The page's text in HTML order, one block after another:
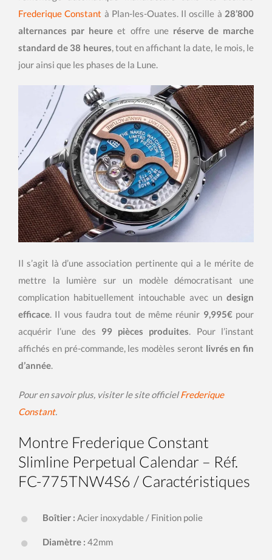
Frederique Constant à Plan-les-Ouates. Il oscille à 28’800
alternances par heure et offre une réserve de marche
standard de 38 heures , tout en affichant la date, le mois, le
jour ainsi que les phases de la Lune.
Il s’agit là d’une association pertinente qui a le mérite de
mettre la lumière sur un modèle démocratisant une
complication habituellement intouchable avec un design
efficace. Il vous faudra tout de même réunir 9,995€pour
acquérir l’une des 99 pièces produites. Pour l’instant
affichés en pré-commande, les modèles seront livrés en fin
d’année.
Pour en savoir plus, visiter le site officielFrederique
Constant.
Montre Frederique Constant
Slimline Perpetual Calendar – Réf.
FC-775TNW4S6 / Caractéristiques
Boîtier : Acier inoxydable / Finition polie
Diamètre : 42mm